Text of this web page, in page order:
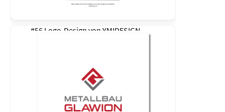
#56 Logo-Design von YMIDESIGN